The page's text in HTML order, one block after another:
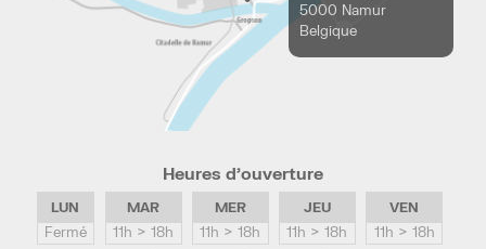
5000 Namur
Belgique
Heures d’ouverture
LUN
Fermé
MAR
11h > 18h
MER
11h > 18h
JEU
11h > 18h
VEN
11h > 18h